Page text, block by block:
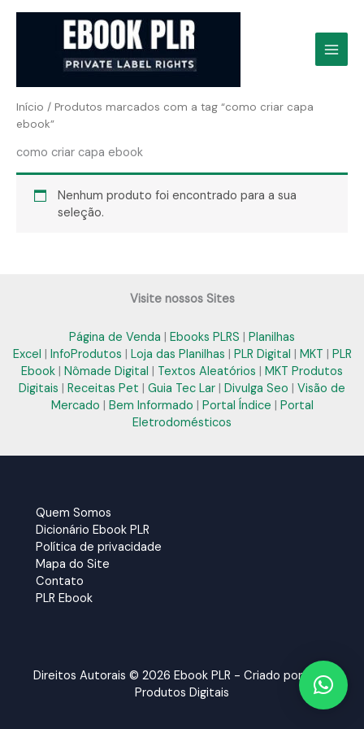
Início / Produtos marcados com a tag “como criar capa
ebook”
como criar capa ebook
Nenhum produto foi encontrado para a sua
seleção.
Visite nossos Sites
Página de Venda | Ebooks PLRS | Planilhas
Excel | InfoProdutos | Loja das Planilhas | PLR Digital | MKT | PLR
Ebook | Nômade Digital | Textos Aleatórios | MKT Produtos
Digitais | Receitas Pet | Guia Tec Lar | Divulga Seo | Visão de
Mercado | Bem Informado | Portal Índice | Portal
Eletrodomésticos
Quem Somos
Dicionário Ebook PLR
Política de privacidade
Mapa do Site
Contato
PLR Ebook
Direitos Autorais © 2026 Ebook PLR - Criado por:
MKT
Produtos Digitais